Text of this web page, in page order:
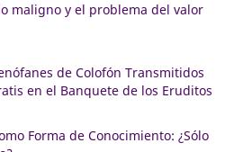
maligno y el problema del valor
de Colofón Transmitidos
en el Banquete de los Eruditos
Forma de Conocimiento: ¿Sólo